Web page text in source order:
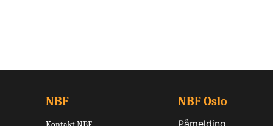
NBF NBF Oslo